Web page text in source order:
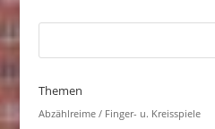
Themen
Abzählreime / Finger- u. Kreisspiele